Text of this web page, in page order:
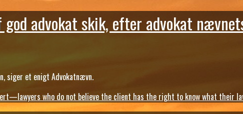
advokat skik, efter advokat
siger et enigt Advokatnævn.
who do not believe the client has the right to know what their